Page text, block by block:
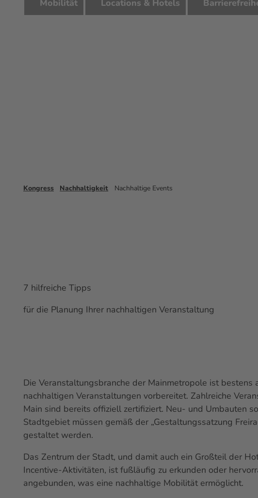
Mobilität Locations & Hotels
Kongress Nachhaltigkeit
Nachhaltige Events
7 hilfreiche Tipps
für die Planung Ihrer nachhaltigen Veranstaltung
Die Veranstaltungsbranche der Mainmetropole ist bestens
nachhaltigen Veranstaltungen vorbereitet. Zahlreiche
Main sind bereits offiziell zertifiziert. Neu- und Umbauten
Stadtgebiet müssen gemäß der „Gestaltungssatzung
gestaltet werden.
Das Zentrum der Stadt, und damit auch ein Großteil der
Incentive-Aktivitäten, ist fußläufig zu erkunden oder
angebunden, was eine nachhaltige Mobilität ermöglicht.